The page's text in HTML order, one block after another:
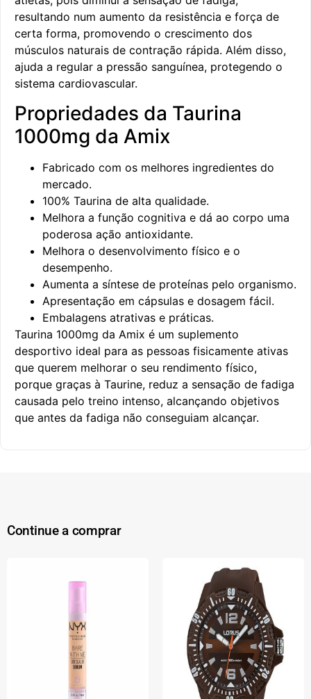
resultando num aumento da resistência e força de
certa forma, promovendo o crescimento dos
músculos naturais de contração rápida. Além disso,
ajuda a regular a pressão sanguínea, protegendo o
sistema cardiovascular.
Propriedades da Taurina
1000mg da Amix
Fabricado com os melhores ingredientes do
mercado.
100% Taurina de alta qualidade.
Melhora a função cognitiva e dá ao corpo uma
poderosa ação antioxidante.
Melhora o desenvolvimento físico e o
desempenho.
Aumenta a síntese de proteínas pelo organismo.
Apresentação em cápsulas e dosagem fácil.
Embalagens atrativas e práticas.
Taurina 1000mg da Amix é um suplemento
desportivo ideal para as pessoas fisicamente ativas
que querem melhorar o seu rendimento físico,
porque graças à Taurine, reduz a sensação de fadiga
causada pelo treino intenso, alcançando objetivos
que antes da fadiga não conseguiam alcançar.
Continue a comprar